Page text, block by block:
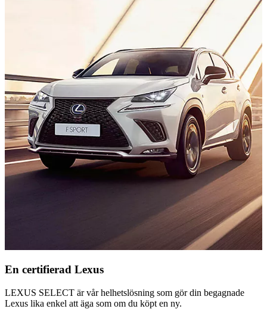
En certifierad Lexus
LEXUS SELECT är vår helhetslösning som gör din begagnade
Lexus lika enkel att äga som om du köpt en ny.